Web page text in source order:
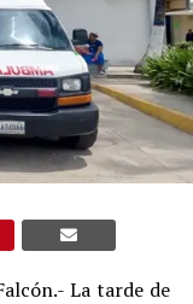
La tarde de